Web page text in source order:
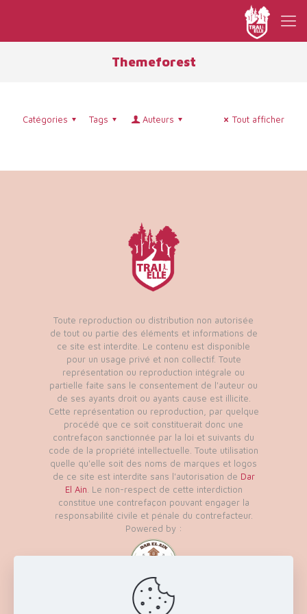
Themeforest
Catégories Tags Auteurs Tout afficher
Toute reproduction ou distribution non autorisée
de tout ou partie des éléments et informations de
ce site est interdite. Le contenu est disponible
pour un usage privé et non collectif. Toute
représentation ou reproduction intégrale ou
partielle faite sans le consentement de l'auteur ou
de ses ayants droit ou ayants cause est illicite.
Cette représentation ou reproduction, par quelque
procédé que ce soit constituerait donc une
contrefaçon sanctionnée par la loi et suivants du
code de la propriété intellectuelle. Toute utilisation
quelle qu'elle soit des noms de marques et logos
de ce site est interdite sans l'autorisation de Dar
El Ain . Le non-respect de cette interdiction
constitue une contrefaçon pouvant engager la
responsabilité civile et pénale du contrefacteur.
Powered by :